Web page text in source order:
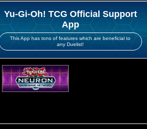
Yu-Gi-Oh! TCG Official Support
App
This App has tons of features which are beneficial to
any Duelist!